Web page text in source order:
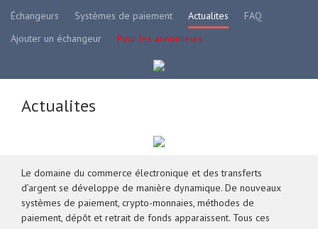
Échangeurs Systèmes de paiement Actualites
FAQ
Ajouter un échangeur
Pour les annonceurs
Actualites
Le domaine du commerce électronique et des transferts
d’argent se développe de manière dynamique. De nouveaux
systèmes de paiement, crypto-monnaies, méthodes de
paiement, dépôt et retrait de fonds apparaissent. Tous ces